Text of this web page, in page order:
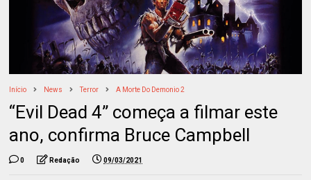
Início News Terror A Morte Do Demonio 2
“Evil Dead 4” começa a filmar este
ano, confirma Bruce Campbell
0 Redação 09/03/2021